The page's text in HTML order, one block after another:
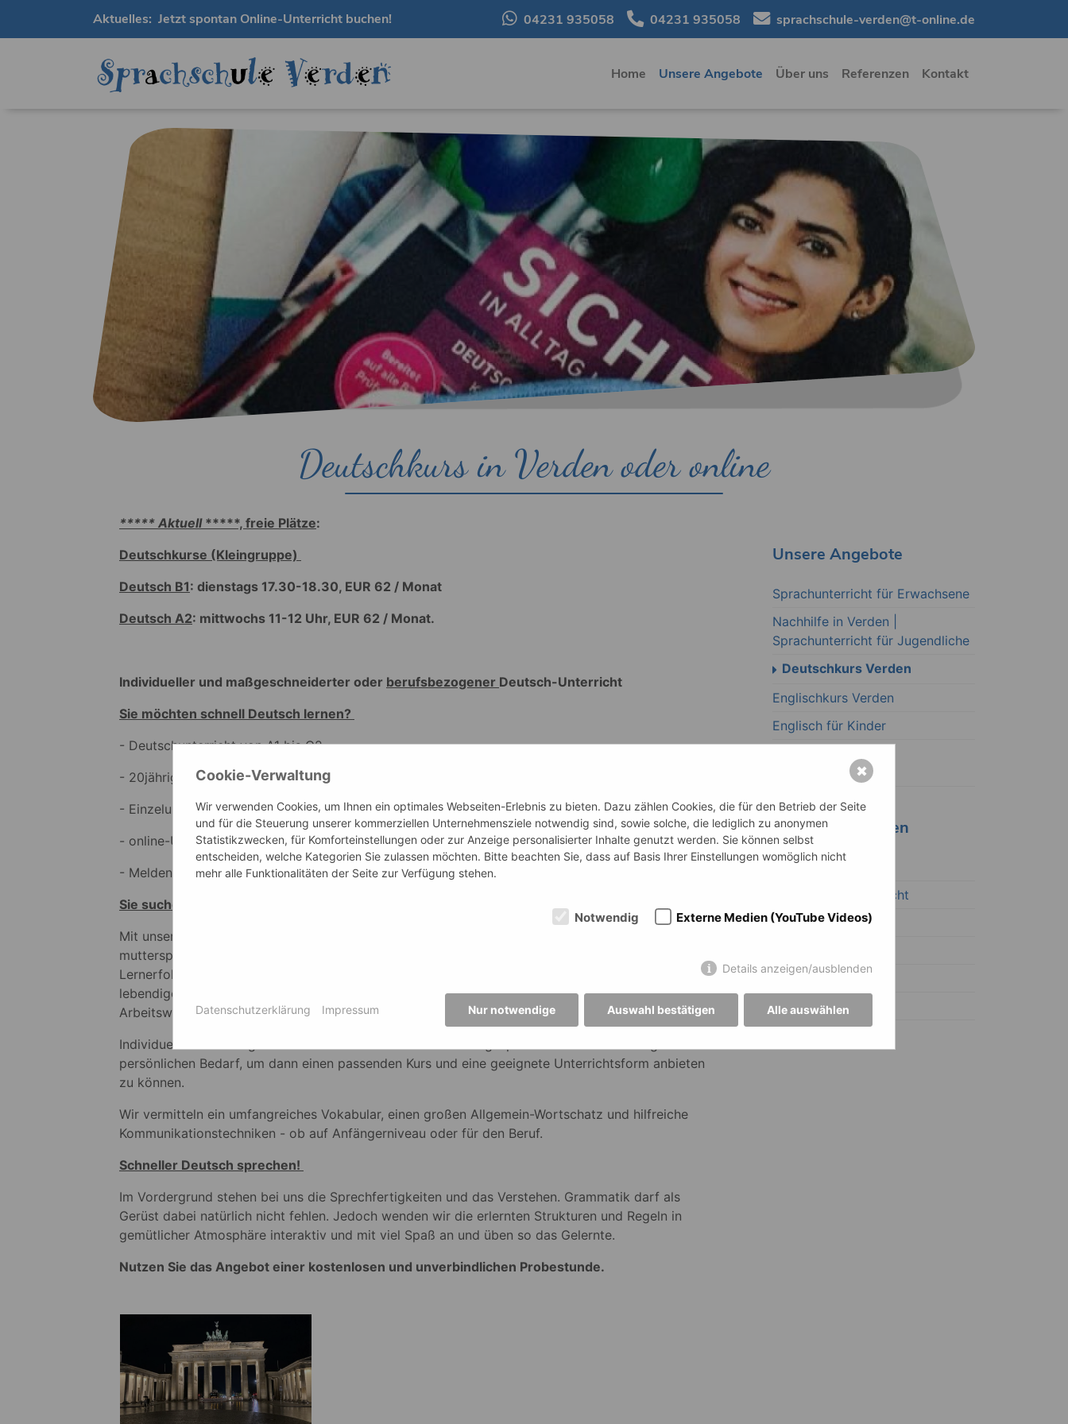
Aktuelles: Jetzt spontan Online-Unterricht buchen! 04231 935058 04231 935058 sprachschule-verden@t-online.de
Home Unsere Angebote Über uns Referenzen Kontakt
Deutschkurs in Verden oder online
***** Aktuell *****, freie Plätze:
Deutschkurse (Kleingruppe)
Deutsch B1: dienstags 17.30-18.30, EUR 62 / Monat
Deutsch A2: mittwochs 11-12 Uhr, EUR 62 / Monat.
Individueller und maßgeschneiderter oder berufsbezogener Deutsch-Unterricht
Sie möchten schnell Deutsch lernen?
- Deutschunterricht von A1 bis C2
- 20jährige Jahre Erfahrung
- Einzelunterricht oder Kleingruppe
- online-Unterricht möglich
- Melden Sie sich jetzt zu einer kostenlosen und unverbindlichen Probestunde an.
Sie suchen einen Deutschkurs für Ihre Mitarbeiter*innen?
Mit unserer speziellen Methodik, innovativen Lehrmaterialien und hoch motivierten
muttersprachlichen Trainerinnen erzielen unsere Kursteilnehmer*innen überdurchschnittlich gute
Lernerfolge. Unsere Kurse laufen unter dem Motto „Lernen mit Spaß“. Sie erhalten bei uns
lebendigen und authentischen Unterricht mit aktuellen Themen aus den jeweiligen Lebens- und
Arbeitswelten unserer Teilnehmer*innen.
Individueller und maßgeschneiderter Unterricht! In einem Vorgespräch ermitteln wir den ganz
persönlichen Bedarf, um dann einen passenden Kurs und eine geeignete Unterrichtsform anbieten
zu können.
Wir vermitteln ein umfangreiches Vokabular, einen großen Allgemein-Wortschatz und hilfreiche
Kommunikationstechniken - ob auf Anfängerniveau oder für den Beruf.
Schneller Deutsch sprechen!
Im Vordergrund stehen bei uns die Sprechfertigkeiten und das Verstehen. Grammatik darf als
Gerüst dabei natürlich nicht fehlen. Jedoch wenden wir die erlernten Strukturen und Regeln in
gemütlicher Atmosphäre interaktiv und mit viel Spaß an und üben so das Gelernte.
Nutzen Sie das Angebot einer kostenlosen und unverbindlichen Probestunde.
Unsere Angebote
Sprachunterricht für Erwachsene
Nachhilfe in Verden |
Sprachunterricht für Jugendliche
Deutschkurs Verden
Englischkurs Verden
Englisch für Kinder
Rechtschreibtraining
Unterrichtsformen
Einzelunterricht
Kleingruppenunterricht
Online-Unterricht
Veranstaltungen
inhouse
Cookie-Verwaltung
Wir verwenden Cookies, um Ihnen ein optimales Webseiten-Erlebnis zu bieten. Dazu zählen Cookies, die für den Betrieb der Seite
und für die Steuerung unserer kommerziellen Unternehmensziele notwendig sind, sowie solche, die lediglich zu anonymen
Statistikzwecken, für Komforteinstellungen oder zur Anzeige personalisierter Inhalte genutzt werden. Sie können selbst
entscheiden, welche Kategorien Sie zulassen möchten. Bitte beachten Sie, dass auf Basis Ihrer Einstellungen womöglich nicht
mehr alle Funktionalitäten der Seite zur Verfügung stehen.
Notwendig Externe Medien (YouTube Videos)
Details anzeigen/ausblenden
Nur notwendige Auswahl bestätigen Alle auswählen
Datenschutzerklärung Impressum
✖